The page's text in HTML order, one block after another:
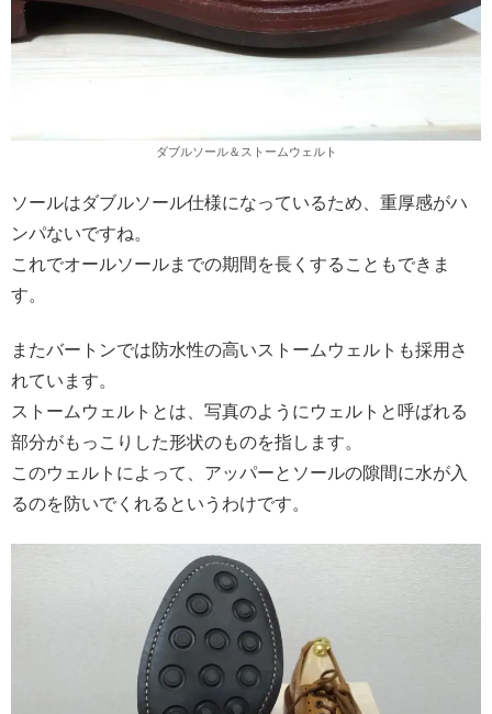
ダブルソール＆ストームウェルト
ソールはダブルソール仕様になっているため、重厚感がハ
ンパないですね。
これでオールソールまでの期間を長くすることもできま
す。
またバートンでは防水性の高いストームウェルトも採用さ
れています。
ストームウェルトとは、写真のようにウェルトと呼ばれる
部分がもっこりした形状のものを指します。
このウェルトによって、アッパーとソールの隙間に水が入
るのを防いでくれるというわけです。